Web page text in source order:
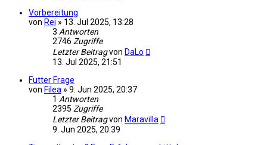
Vorbereitung
von Rei » 13. Jul 2025, 13:28
3 Antworten
2746 Zugriffe
Letzter Beitragvon DaLo
13. Jul 2025, 21:51
Futter Frage
von Filea » 9. Jun 2025, 20:37
1 Antworten
2395 Zugriffe
Letzter Beitragvon Maravilla
9. Jun 2025, 20:39